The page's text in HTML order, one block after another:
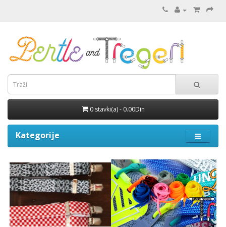
0 stavki(a) - 0.00Din
Kategorije